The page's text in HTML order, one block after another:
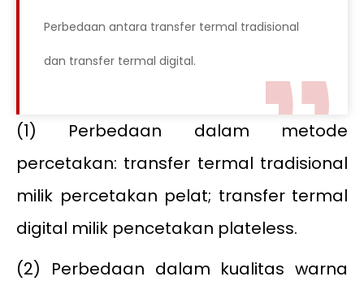
Perbedaan antara transfer termal tradisional
dan transfer termal digital.
(1) Perbedaan dalam metode
percetakan: transfer termal tradisional
milik percetakan pelat; transfer termal
digital milik pencetakan plateless.
(2) Perbedaan dalam kualitas warna